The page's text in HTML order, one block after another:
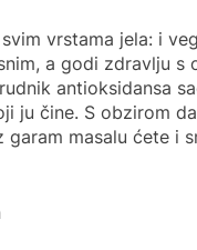
vrstama jela: i
a godi zdravlju s
antioksidansa
ju čine. S obzirom
garam masalu ćete i